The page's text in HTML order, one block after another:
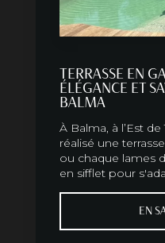
TERRASSE EN
ÉLÉGANCE ET
BALMA
À Balma, à l’Est
réalisé une
ou chaque lames
en sifflet pour
EN